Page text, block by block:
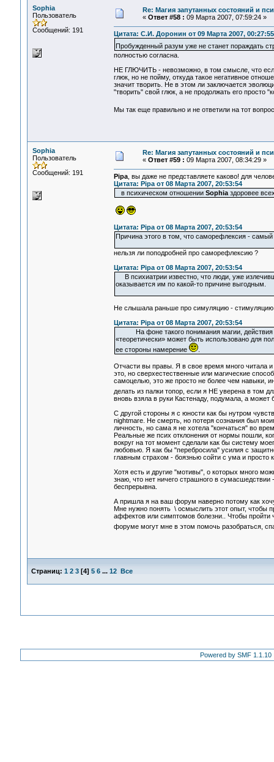
Sophia
Пользователь
Сообщений: 191
Re: Магия запутанных состояний и
« Ответ #58 : 09 Марта 2007, 07:59:24 »
Цитата: С.И. Доронин от 09 Марта 2007, 00:27:55
Пробужденный разум уже не станет пораждать
полностью согласна.
НЕ ГЛЮЧИТЬ - невозможно, в том смысле, что
глюк, но не пойму, откуда такое негативное
значит творить. Не в этом ли заключается
"творить" свой глюк, а не продолжать его просто
Мы так еще правильно и не ответили на тот
Sophia
Пользователь
Сообщений: 191
Re: Магия запутанных состояний и
« Ответ #59 : 09 Марта 2007, 08:34:29 »
Pipa, вы даже не представляете каково! для
Цитата: Pipa от 08 Марта 2007, 20:53:54
в психическом отношении Sophiaздоровее
Цитата: Pipa от 08 Марта 2007, 20:53:54
Причина этого в том, что саморефлексия - самый
нельзя ли поподробней про саморефлексию ?
Цитата: Pipa от 08 Марта 2007, 20:53:54
В психиатрии известно, что люди, уже
оказывается им по какой-то причине выгодным.
Не слышала раньше про симуляцию -
Цитата: Pipa от 08 Марта 2007, 20:53:54
На фоне такого понимания магии, действия
«теоретически» может быть использовано для
ее стороны намерение
.
Отчасти вы правы. Я в свое время много читала
это, но сверхестественные или магические
самоцелью, это же просто не более чем навыки,
делать из палки топор, если я НЕ уверена в том
вновь взяла в руки Кастенаду, подумала, а
С другой стороны я c юности как бы нутром
nightmare. Не смерть, но потеря сознания был
личность, но сама я не хотела "кончаться" во
Реальные же псих отклонения от нормы пошли,
вокруг на тот момент сделали как бы систему
любовью. Я как бы "перебросила" усилия с
главным страхом - боязнью сойти с ума и просто
Хотя есть и другие "мотивы", о которых много
знаю, что нет ничего страшного в
беспрерывна.
А пришла я на ваш форум наверно потому как
Мне нужно понять \ осмыслить этот опыт, чтобы
аффектов или симптомов болезни.. Чтобы пройти
форуме могут мне в этом помочь разобраться,
Страниц: 1 2 3[4] 5 6 ... 12 Все
Powered by SMF 1.1.10